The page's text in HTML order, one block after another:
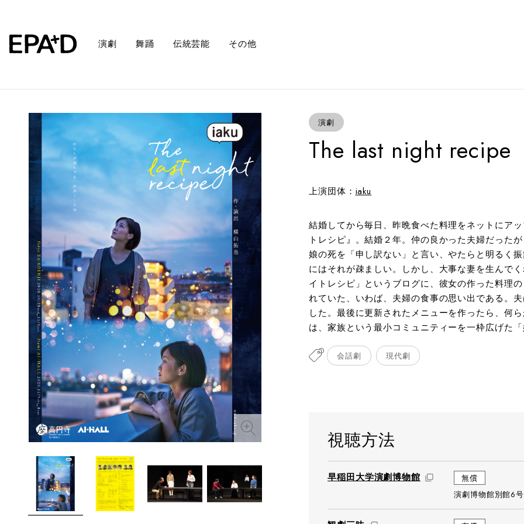
演劇 舞踊 伝統芸能 その他
撮影：
演劇
The last night recipe
上演団体： iaku
結婚してから毎日、昨晩食べた料理をネットにア
トレシピ』。結婚２年。仲の良かった夫婦だった
娘の死を「申し訳ない」と言い、やたらと明るく
にはそれが疎ましい。しかし、大事な妻を生んで
イトレシピ」というブログに、彼女の作った料理
れていた、いわば、夫婦の食事の思い出である。
した。最後に更新されたメニューを作ったら、何
は、家族という最小コミュニティーを一枠広げた
会話劇 現代劇
視聴方法
早稲田大学演劇博物館
無償
演劇博物館別館6